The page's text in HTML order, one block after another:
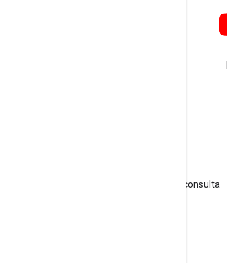
Enviar una pregunta para las horas de consulta